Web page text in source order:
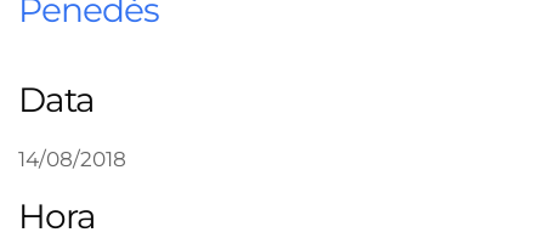
Penedès
Data
14/08/2018
Hora